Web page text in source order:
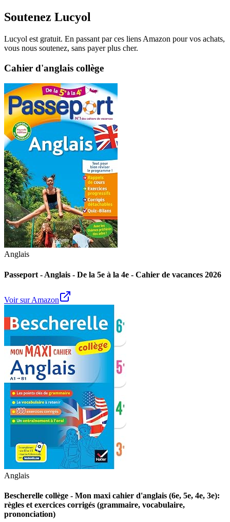
Soutenez Lucyol
Lucyol est gratuit. En passant par ces liens Amazon pour vos achats,
vous nous soutenez, sans payer plus cher.
Cahier d'anglais collège
Anglais
Passeport - Anglais - De la 5e à la 4e - Cahier de vacances 2026
Voir sur Amazon
Anglais
Bescherelle collège - Mon maxi cahier d'anglais (6e, 5e, 4e, 3e):
règles et exercices corrigés (grammaire, vocabulaire,
prononciation)